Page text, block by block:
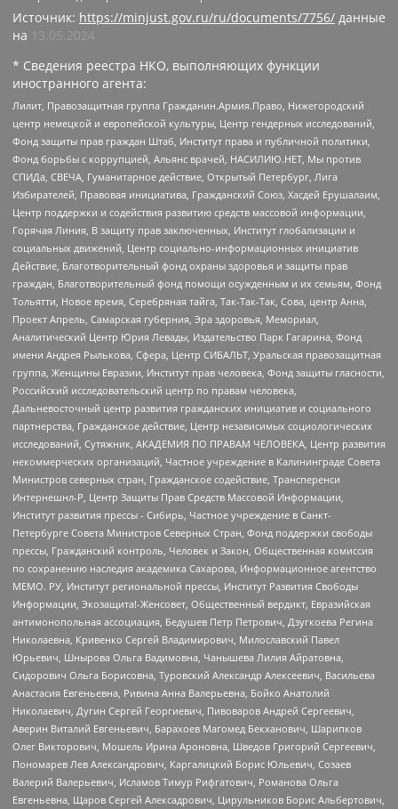
Источник: https://minjust.gov.ru/ru/documents/7756/ данные
на
13.05.2024
* Сведения реестра НКО, выполняющих функции
иностранного агента:
Лилит, Правозащитная группа Гражданин.Армия.Право, Нижегородский
центр немецкой и европейской культуры, Центр гендерных исследований,
Фонд защиты прав граждан Штаб, Институт права и публичной политики,
Фонд борьбы с коррупцией, Альянс врачей, НАСИЛИЮ.НЕТ, Мы против
СПИДа, СВЕЧА, Гуманитарное действие, Открытый Петербург, Лига
Избирателей, Правовая инициатива, Гражданский Союз, Хасдей Ерушалаим,
Центр поддержки и содействия развитию средств массовой информации,
Горячая Линия, В защиту прав заключенных, Институт глобализации и
социальных движений, Центр социально-информационных инициатив
Действие, Благотворительный фонд охраны здоровья и защиты прав
граждан, Благотворительный фонд помощи осужденным и их семьям, Фонд
Тольятти, Новое время, Серебряная тайга, Так-Так-Так, Сова, центр Анна,
Проект Апрель, Самарская губерния, Эра здоровья, Мемориал,
Аналитический Центр Юрия Левады, Издательство Парк Гагарина, Фонд
имени Андрея Рылькова, Сфера, Центр СИБАЛЬТ, Уральская правозащитная
группа, Женщины Евразии, Институт прав человека, Фонд защиты гласности,
Российский исследовательский центр по правам человека,
Дальневосточный центр развития гражданских инициатив и социального
партнерства, Гражданское действие, Центр независимых социологических
исследований, Сутяжник, АКАДЕМИЯ ПО ПРАВАМ ЧЕЛОВЕКА, Центр развития
некоммерческих организаций, Частное учреждение в Калининграде Совета
Министров северных стран, Гражданское содействие, Трансперенси
Интернешнл-Р, Центр Защиты Прав Средств Массовой Информации,
Институт развития прессы - Сибирь, Частное учреждение в Санкт-
Петербурге Совета Министров Северных Стран, Фонд поддержки свободы
прессы, Гражданский контроль, Человек и Закон, Общественная комиссия
по сохранению наследия академика Сахарова, Информационное агентство
МЕМО. РУ, Институт региональной прессы, Институт Развития Свободы
Информации, Экозащита!-Женсовет, Общественный вердикт, Евразийская
антимонопольная ассоциация, Бедушев Петр Петрович, Дзугкоева Регина
Николаевна, Кривенко Сергей Владимирович, Милославский Павел
Юрьевич, Шнырова Ольга Вадимовна, Чанышева Лилия Айратовна,
Сидорович Ольга Борисовна, Туровский Александр Алексеевич, Васильева
Анастасия Евгеньевна, Ривина Анна Валерьевна, Бойко Анатолий
Николаевич, Дугин Сергей Георгиевич, Пивоваров Андрей Сергеевич,
Аверин Виталий Евгеньевич, Барахоев Магомед Бекханович, Шарипков
Олег Викторович, Мошель Ирина Ароновна, Шведов Григорий Сергеевич,
Пономарев Лев Александрович, Каргалицкий Борис Юльевич, Созаев
Валерий Валерьевич, Исламов Тимур Рифгатович, Романова Ольга
Евгеньевна, Щаров Сергей Алексадрович, Цирульников Борис Альбертович,